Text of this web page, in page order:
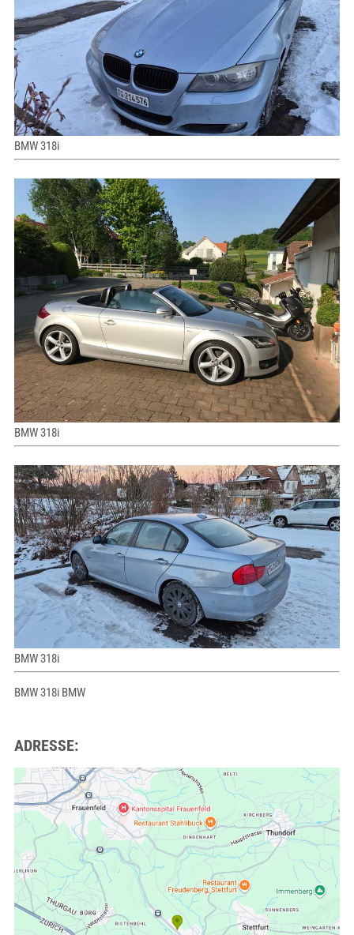
BMW 318i
BMW 318i
BMW 318i
BMW 318i BMW
ADRESSE: